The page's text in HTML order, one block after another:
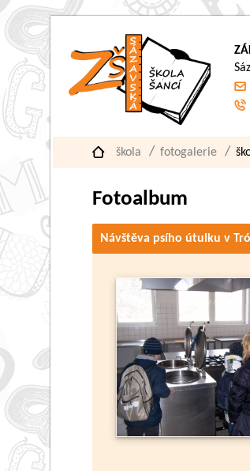
škola fotogalerie
Fotoalbum
Návštěva psího útulku v